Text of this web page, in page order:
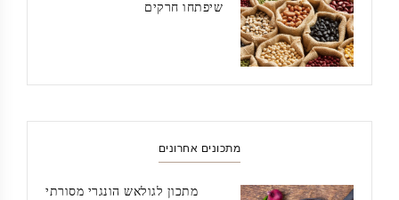
שיפתחו חרקים
מתכונים אחרונים
מתכון לגולאש הונגרי מסורתי